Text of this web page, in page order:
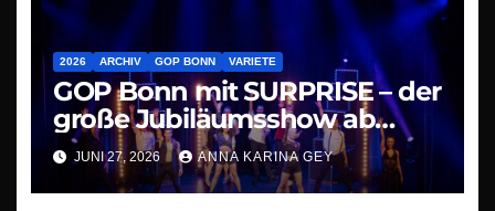
2026 ARCHIV GOP BONN VARIETE
GOP Bonn mit SURPRISE – der
große Jubiläumsshow ab
09.07.26
JUNI 27, 2026 ANNA KARINA GEY